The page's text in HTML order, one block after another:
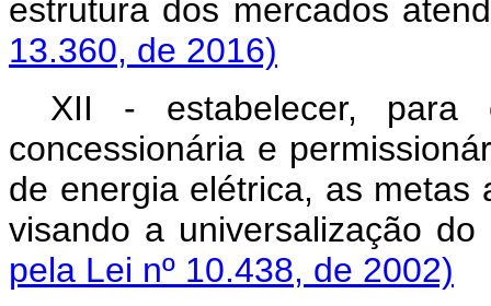
estrutura dos mercados
13.360, de 2016)
XII - estabelecer, para
concessionária e
de energia elétrica, as metas
visando a universalização
pela Lei nº 10.438, de 2002)